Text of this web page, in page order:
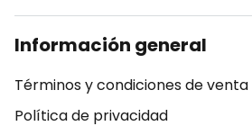
Información general
Términos y condiciones de venta
Política de privacidad